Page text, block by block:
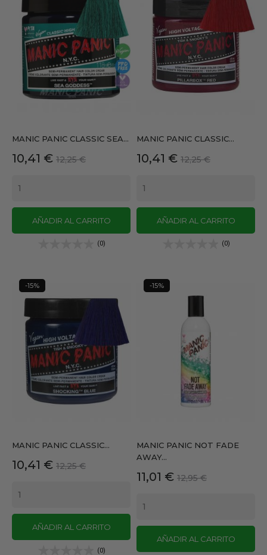
MANIC PANIC CLASSIC SEA...
Precio
10,41 € Precio
12,25 €
AÑADIR AL CARRITO
(0)
MANIC PANIC CLASSIC...
Precio
10,41 € Precio
12,25 €
AÑADIR AL CARRITO
(0)
MANIC PANIC CLASSIC...
Precio
10,41 € Precio
12,25 €
AÑADIR AL CARRITO
(0)
-15%
MANIC PANIC NOT FADE
AWAY...
Precio
11,01 € Precio
12,95 €
AÑADIR AL CARRITO
-15%